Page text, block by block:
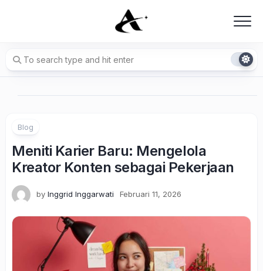
Blog
Meniti Karier Baru: Mengelola
Kreator Konten sebagai Pekerjaan
by Inggrid Inggarwati Februari 11, 2026